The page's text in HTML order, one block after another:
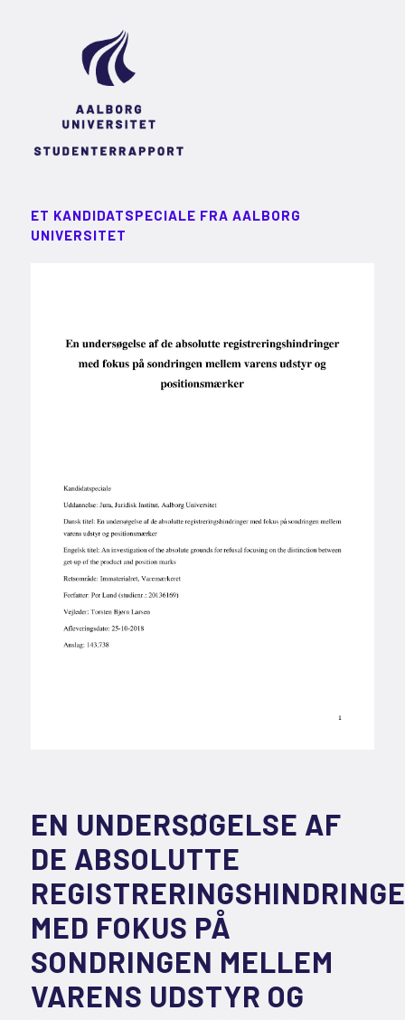
ET KANDIDATSPECIALE FRA AALBORG
UNIVERSITET
EN UNDERSØGELSE AF
DE ABSOLUTTE
MED FOKUS PÅ
SONDRINGEN MELLEM
VARENS UDSTYR OG